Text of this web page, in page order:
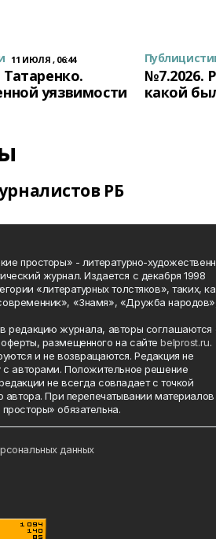
11 ИЮЛЯ , 06:44
уязвимости
№7.2026.
какой
РБ
просторы» - литературно-
журнал. Издается с декабря 1998
«литературных толстяков», таких,
«Знамя», «Дружба
редакцию журнала, авторы соглашаются
размещенного на сайтеbelprost.ru.
и не возвращаются. Редакция не
с авторами. Положительное решение
не всегда совпадает с точкой
автора. При перепечатывании материалов
обязательна.
данных